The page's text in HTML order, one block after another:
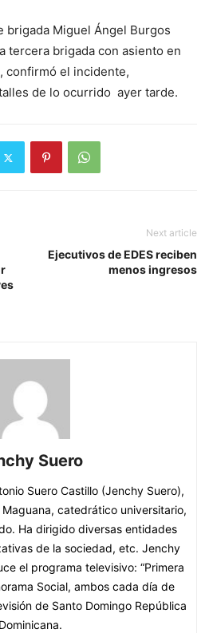
brigada Miguel Ángel Burgos
tercera brigada con asiento en
confirmó el incidente,
de lo ocurrido ayer tarde.
Next article
Ejecutivos de EDES reciben
menos ingresos
Suero
Suero Castillo (Jenchy Suero),
catedrático universitario,
Ha dirigido diversas entidades
de la sociedad, etc. Jenchy
el programa televisivo: “Primera
Social, ambos cada día de
de Santo Domingo República
Dominicana.